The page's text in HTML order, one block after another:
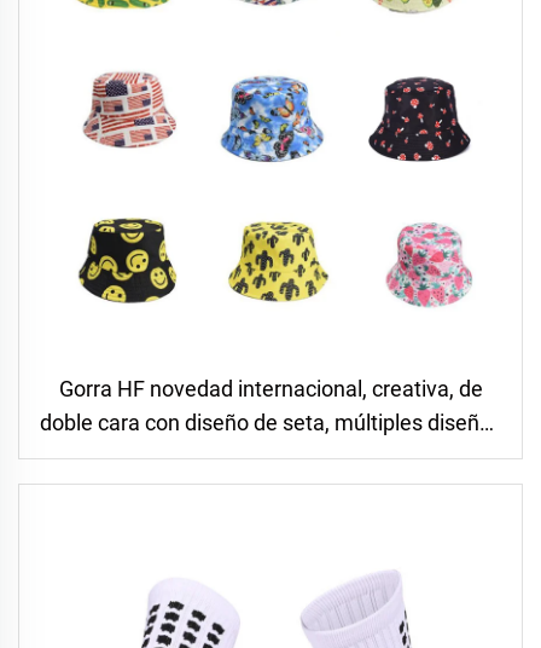
Gorra HF novedad internacional, creativa, de
doble cara con diseño de seta, múltiples diseños
para uso diario, viajes, fiestas o pesca